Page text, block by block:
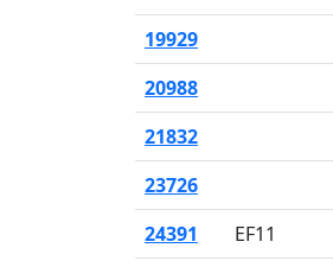
19929
20988
21832
23726
24391
EF11